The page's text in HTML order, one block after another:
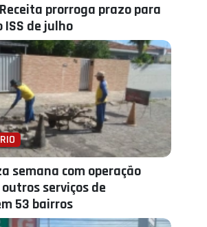
prorroga prazo para
de julho
semana com operação
serviços de
53 bairros